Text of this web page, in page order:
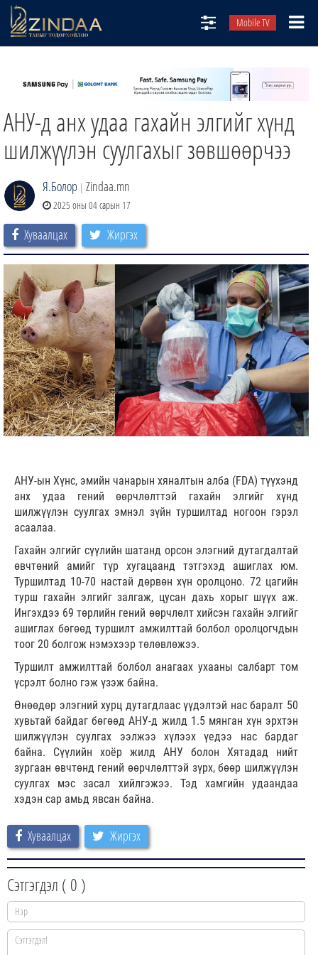
Mobile TV
ТВ8
ӨГЛӨӨНИЙ СОНИН
АУДИО ЗОХИОЛ
ЗИНДАА СЭТГҮҮЛ
АНУ-д анх удаа гахайн элгийг хүнд
шилжүүлэн суулгахыг зөвшөөрчээ
Я.Болор | Zindaa.mn
2025 оны 04 сарын 17
Хуваалцах Жиргэх
АНУ-ын Хүнс, эмийн чанарын хяналтын алба (FDA) түүхэнд
анх удаа гений өөрчлөлттэй гахайн элгийг хүнд
шилжүүлэн суулгах эмнэл зүйн туршилтад ногоон гэрэл
асаалаа.
Гахайн элгийг сүүлийн шатанд орсон элэгний дутагдалтай
өвчтөний амийг түр хугацаанд тэтгэхэд ашиглах юм.
Туршилтад 10-70 настай дөрвөн хүн оролцоно. 72 цагийн
турш гахайн элгийг залгаж, цусан дахь хорыг шүүх аж.
Ингэхдээ 69 төрлийн гений өөрчлөлт хийсэн гахайн элгийг
ашиглах бөгөөд туршилт амжилттай болбол оролцогчдын
тоог 20 болгож нэмэхээр төлөвлөжээ.
Туршилт амжилттай болбол анагаах ухааны салбарт том
үсрэлт болно гэж үзэж байна.
Өнөөдөр элэгний хурц дутагдлаас үүдэлтэй нас баралт 50
хувьтай байдаг бөгөөд АНУ-д жилд 1.5 мянган хүн эрхтэн
шилжүүлэн суулгах ээлжээ хүлээх үедээ нас бардаг
байна. Сүүлийн хоёр жилд АНУ болон Хятадад нийт
зургаан өвчтөнд гений өөрчлөлттэй зүрх, бөөр шилжүүлэн
суулгах мэс засал хийлгэжээ. Тэд хамгийн удаандаа
хэдэн сар амьд явсан байна.
Хуваалцах Жиргэх
Сэтгэгдэл ( 0 )